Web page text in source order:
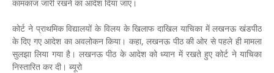
कामकाज जारी रखने का आदेश दिया जाए।
कोर्ट ने प्राथमिक विद्यालयों के विलय के खिलाफ दाखिल याचिका में लखनऊ खंडपीठ
के दिए गए आदेश का अवलोकन किया। कहा, लखनऊ पीठ की ओर से पहले ही मामला
सुलझा लिया गया है। लखनऊ पीठ के आदेश को ध्यान में रखते हुए कोर्ट ने याचिका
निस्तारित कर दी। ब्यूरो